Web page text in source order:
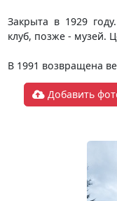
Закрыта в 1929
клуб, позже - музей.
В 1991 возвращена
Добавить